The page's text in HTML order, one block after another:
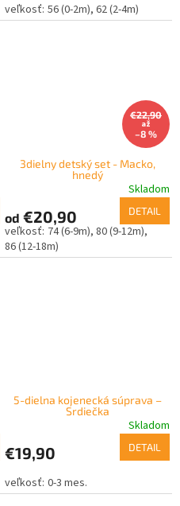
56 (0-2m) 62 (2-4m)
€22,90
až
–8 %
3dielny detský set - Macko,
hnedý
Skladom
od €20,90 DETAIL
74 (6-9m) 80 (9-12m)
86 (12-18m)
5-dielna kojenecká súprava –
Srdiečka
Skladom
€19,90 DETAIL
0-3 mes.